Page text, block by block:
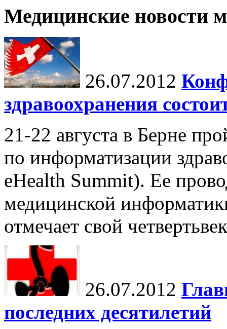
Медицинские новости
26.07.2012
здравоохранения
21-22 августа в Берне
по информатизации
eHealth Summit). Ее
медицинской
отмечает свой
26.07.2012
последних десятилетий